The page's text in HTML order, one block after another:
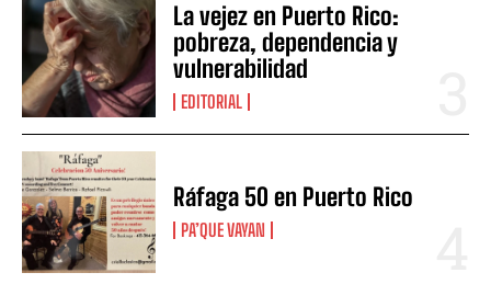
La vejez en Puerto Rico:
pobreza, dependencia y
vulnerabilidad
EDITORIAL
Ráfaga 50 en Puerto Rico
PA’QUE VAYAN